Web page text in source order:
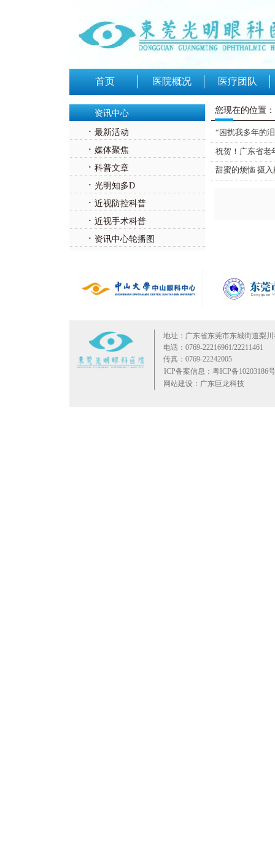
首页 医院概况 医疗团队
资讯中心
· 最新活动
· 媒体聚焦
· 科普文章
· 光明知多D
· 近视防控科普
· 近视手术科普
· 资讯中心轮播图
您现在的位置
“困扰我多年的
祝贺！广东省老
甜蜜的烦恼 摄
地址：广东省东莞市东城街道梨
电话：0769-22216961/22211461
传真：0769-22242005
ICP备案信息：粤ICP备10203186
网站建设：广东巨龙科技